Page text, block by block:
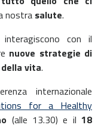
nostra salute.
con il
nuove strategie di
vita.
internazionale
for a Healthy
(alle 13.30) e il 18